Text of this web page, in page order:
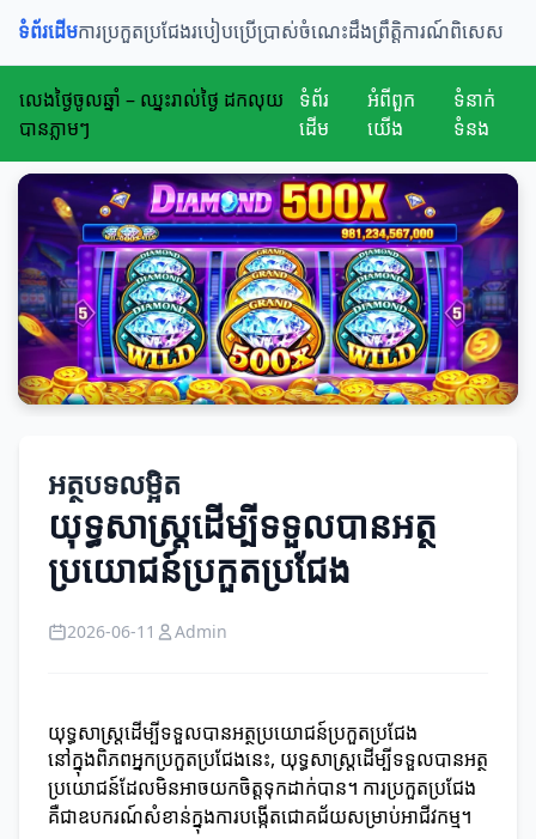
ទំព័រដើមការប្រកួតប្រជែងរបៀបប្រើប្រាស់ចំណេះដឹងព្រឹត្តិការណ៍ពិសេស
លេងថ្ងៃចូលឆ្នាំ – ឈ្នះរាល់ថ្ងៃ ដកលុយ
បានភ្លាមៗ
ទំព័រ
ដើម
អំពីពួក
យើង
ទំនាក់
ទំនង
អត្ថបទលម្អិត
យុទ្ធសាស្ត្រដើម្បីទទួលបានអត្ថ
ប្រយោជន៍ប្រកួតប្រជែង
2026-06-11 Admin
យុទ្ធសាស្ត្រដើម្បីទទួលបានអត្ថប្រយោជន៍ប្រកួតប្រជែង
នៅក្នុងពិភពអ្នកប្រកួតប្រជែងនេះ, យុទ្ធសាស្ត្រដើម្បីទទួលបានអត្ថ
ប្រយោជន៍ដែលមិនអាចយកចិត្តទុកដាក់បាន។ ការប្រកួតប្រជែង
គឺជា​ឧបករណ៍សំខាន់ក្នុងការបង្កើតជោគជ័យសម្រាប់អាជីវកម្ម។